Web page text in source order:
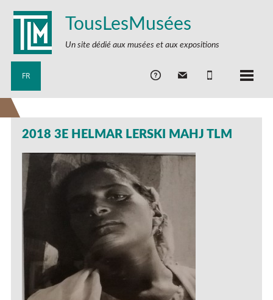
TousLesMusées
Un site dédié aux musées et aux expositions
FR
2018 3E HELMAR LERSKI MAHJ TLM